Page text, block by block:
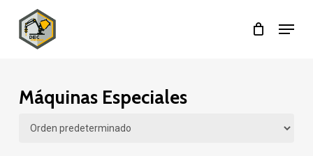
Menu
Máquinas Especiales